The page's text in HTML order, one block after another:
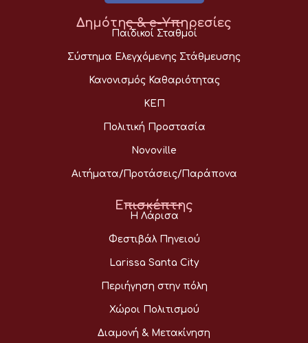
Δημότης & e-Υπηρεσίες
Παιδικοί Σταθμοί
Σύστημα Ελεγχόμενης Στάθμευσης
Κανονισμός Καθαριότητας
ΚΕΠ
Πολιτική Προστασία
Novoville
Αιτήματα/Προτάσεις/Παράπονα
Επισκέπτης
Η Λάρισα
Φεστιβάλ Πηνειού
Larissa Santa City
Περιήγηση στην πόλη
Χώροι Πολιτισμού
Διαμονή & Μετακίνηση